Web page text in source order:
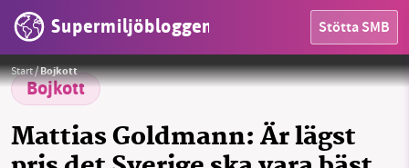
Supermiljöbloggen Stötta SMB
HEM
OMRÅDEN
MILJÖFAKTA
Start/Bojkott
Bojkott
Mattias Goldmann: Är lägst
Foto: Supermiljöbloggen